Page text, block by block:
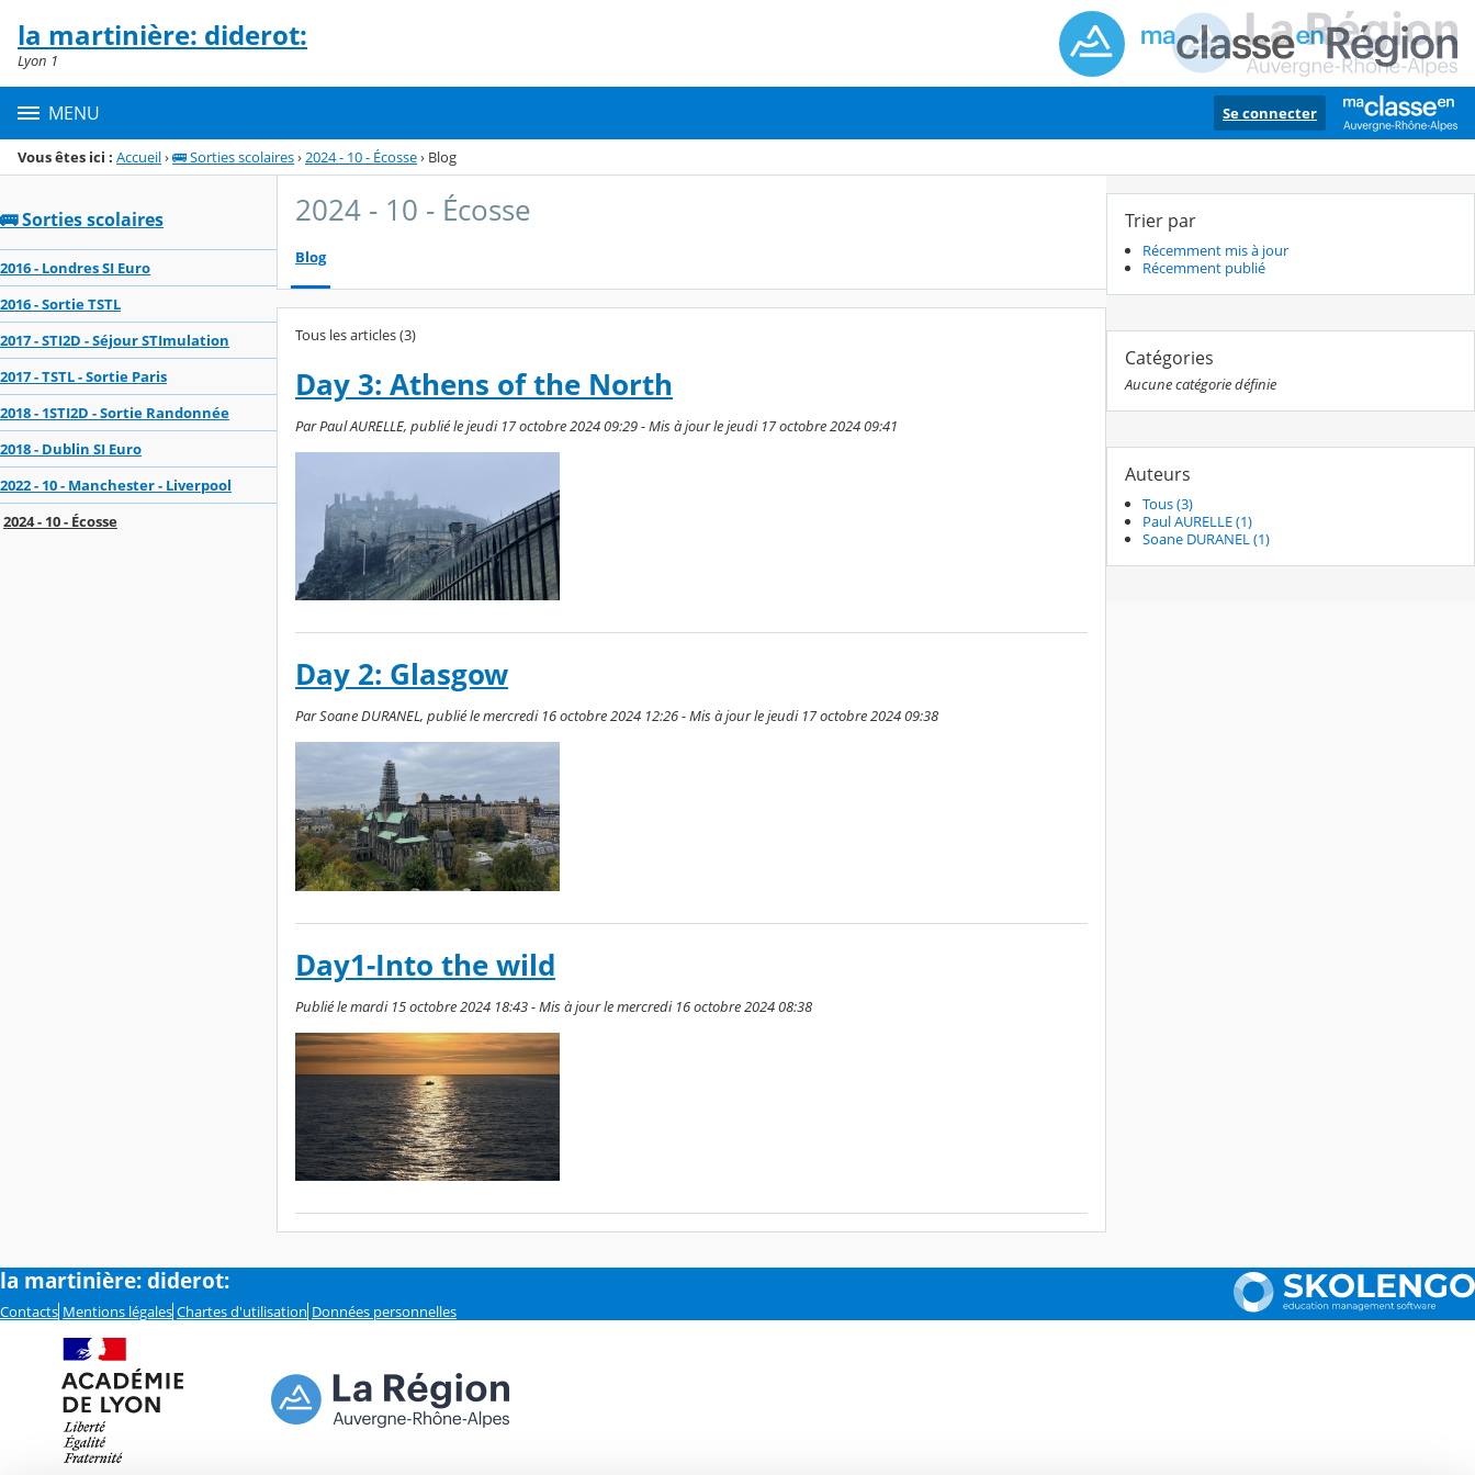
Menu de la rubrique
Contenu
la martinière: diderot:
Lyon 1
MENU Se connecter
Vous êtes ici : Accueil›🚌 Sorties scolaires›2024 - 10 - Écosse› Blog
🚌 Sorties scolaires
2016 - Londres SI Euro
2016 - Sortie TSTL
2017 - STI2D - Séjour STImulation
2017 - TSTL - Sortie Paris
2018 - 1STI2D - Sortie Randonnée
2018 - Dublin SI Euro
2022 - 10 - Manchester - Liverpool
2024 - 10 - Écosse
2024 - 10 - Écosse
Blog
Tous les articles (3)
Day 3: Athens of the North
Par Paul AURELLE, publié le jeudi 17 octobre 2024 09:29 - Mis à jour le jeudi 17 octobre 2024 09:41
Day 2: Glasgow
Par Soane DURANEL, publié le mercredi 16 octobre 2024 12:26 - Mis à jour le jeudi 17 octobre 2024 09:38
Day1-Into the wild
Publié le mardi 15 octobre 2024 18:43 - Mis à jour le mercredi 16 octobre 2024 08:38
Trier par
Récemment mis à jour
Récemment publié
Catégories
Aucune catégorie définie
Auteurs
Tous (3)
Paul AURELLE (1)
Soane DURANEL (1)
la martinière: diderot:
Contacts Mentions légales Chartes d'utilisation Données personnelles